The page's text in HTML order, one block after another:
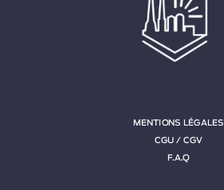
MENTIONS LÉGALES
CGU / CGV
F.A.Q